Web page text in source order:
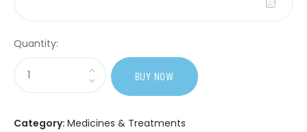
Quantity:
BUY NOW
Category: Medicines & Treatments